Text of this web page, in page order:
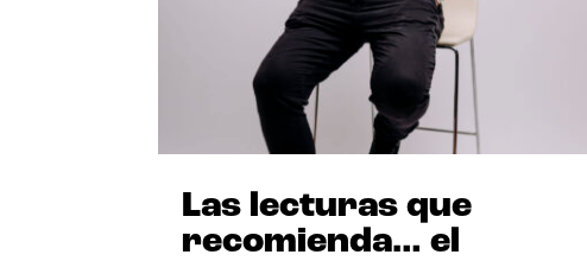
Las lecturas que
recomienda… el